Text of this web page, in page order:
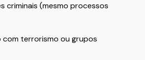
criminais (mesmo processos
com terrorismo ou grupos